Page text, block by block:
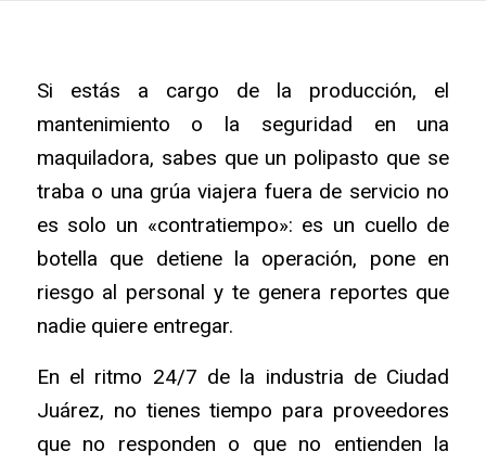
Si estás a cargo de la producción, el
mantenimiento o la seguridad en una
maquiladora, sabes que un polipasto que se
traba o una grúa viajera fuera de servicio no
es solo un «contratiempo»: es un cuello de
botella que detiene la operación, pone en
riesgo al personal y te genera reportes que
nadie quiere entregar.
En el ritmo 24/7 de la industria de Ciudad
Juárez, no tienes tiempo para proveedores
que no responden o que no entienden la